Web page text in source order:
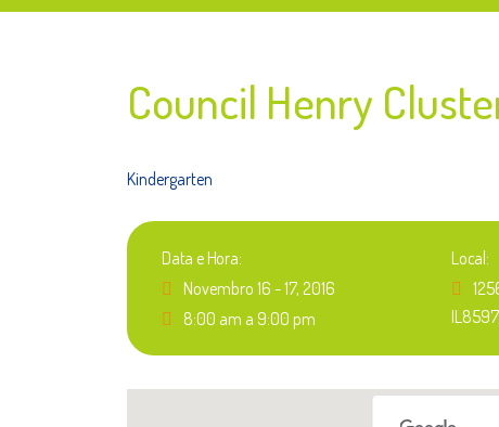
Council Henry
Kindergarten
Data e Hora:
Novembro 16 - 17, 2016
8:00 am a 9:00 pm
Local: